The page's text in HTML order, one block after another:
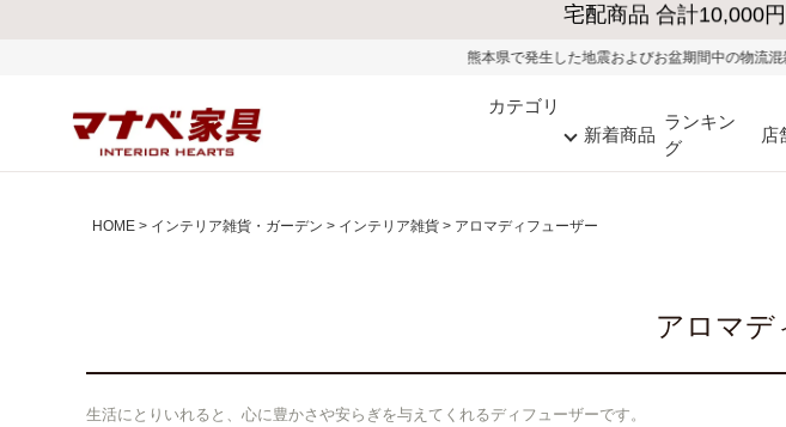
大型家具の送料・
熊本県で発生した地震およびお盆期間中の物流混雑の影響により、一部地域では
カテゴリ
新着商品
ランキン
グ
店
HOME インテリア雑貨・ガーデン インテリア雑貨 アロマディフューザー
アロマデ
生活にとりいれると、心に豊かさや安らぎを与えてくれるディフューザーです。